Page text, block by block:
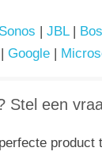
Sonos | JBL|
| Google |
Stel een
product